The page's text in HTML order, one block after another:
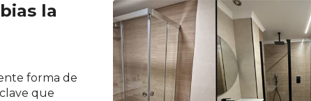
la
forma de
que